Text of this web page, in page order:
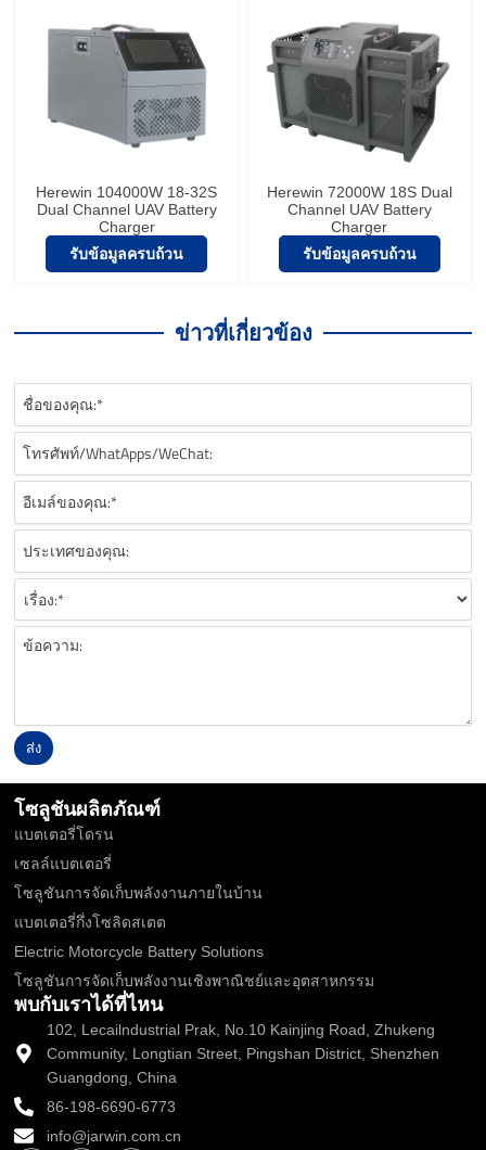
Herewin 104000W 18-32S
Dual Channel UAV Battery
Charger
รับข้อมูลครบถ้วน
Herewin 72000W 18S Dual
Channel UAV Battery
Charger
รับข้อมูลครบถ้วน
ข่าวที่เกี่ยวข้อง
ส่ง
Alternative:
โซลูชันผลิตภัณฑ์
แบตเตอรี่โดรน
เซลล์แบตเตอรี่
โซลูชันการจัดเก็บพลังงานภายในบ้าน
แบตเตอรี่กึ่งโซลิดสเตต
Electric Motorcycle Battery Solutions
โซลูชันการจัดเก็บพลังงานเชิงพาณิชย์และอุตสาหกรรม
พบกับเราได้ที่ไหน
102, Lecailndustrial Prak, No.10 Kainjing Road, Zhukeng
Community, Longtian Street, Pingshan District, Shenzhen
Guangdong, China
86-198-6690-6773
info@jarwin.com.cn